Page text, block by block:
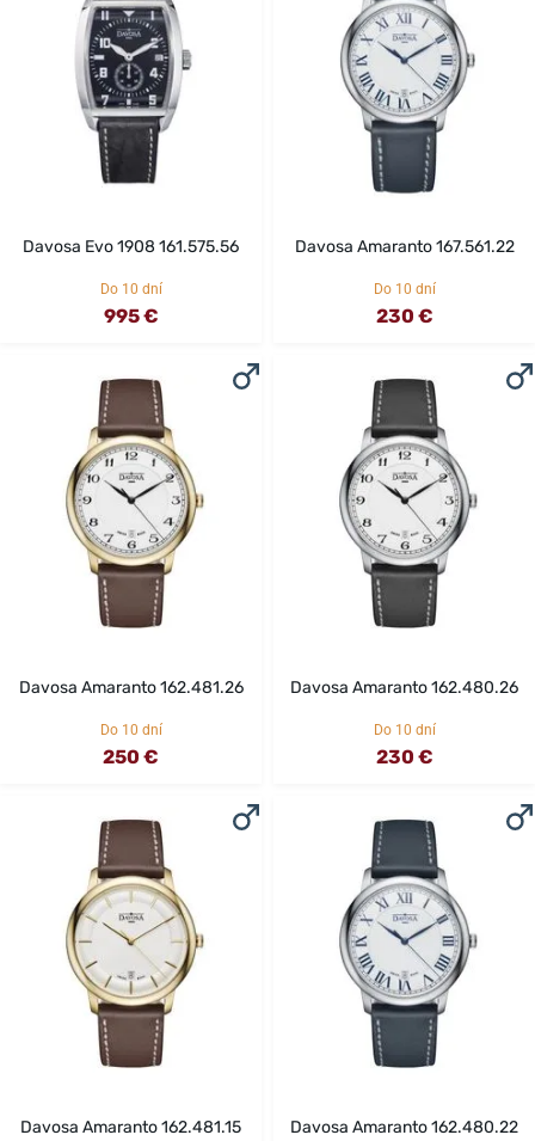
Davosa Evo 1908 161.575.56
Do 10 dní
995 €
Davosa Amaranto 167.561.22
Do 10 dní
230 €
Davosa Amaranto 162.481.26
Do 10 dní
250 €
Davosa Amaranto 162.480.26
Do 10 dní
230 €
Davosa Amaranto 162.481.15 Davosa Amaranto 162.480.22